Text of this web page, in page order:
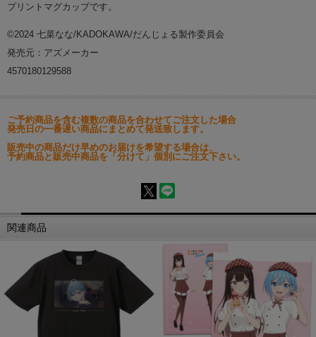
プリントマグカップです。
©2024 七菜なな/KADOKAWA/だんじょる製作委員会
発売元：アズメーカー
4570180129588
ご予約商品を含む複数の商品を合わせてご注文した場合
発売日の一番遅い商品にまとめて発送致します。
販売中の商品だけ早めのお届けを希望する場合は、
予約商品と販売中商品を「分けて」個別にご注文下さい。
関連商品